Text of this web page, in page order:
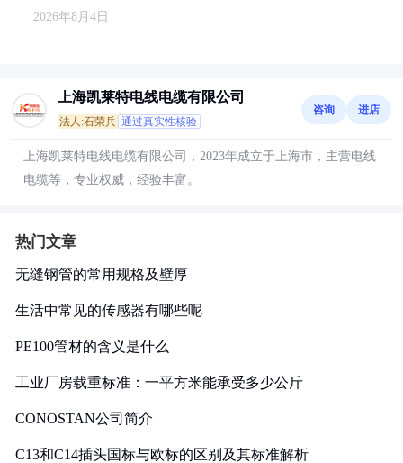
2026年8月4日
上海凯莱特电线电缆有限公司
法人:石荣兵 通过真实性核验
咨询 进店
上海凯莱特电线电缆有限公司，2023年成立于上海市，主营电线
电缆等，专业权威，经验丰富。
热门文章
无缝钢管的常用规格及壁厚
生活中常见的传感器有哪些呢
PE100管材的含义是什么
工业厂房载重标准：一平方米能承受多少公斤
CONOSTAN公司简介
C13和C14插头国标与欧标的区别及其标准解析